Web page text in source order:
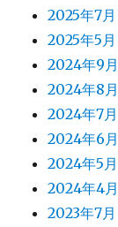
2025年7月
2025年5月
2024年9月
2024年8月
2024年7月
2024年6月
2024年5月
2024年4月
2023年7月